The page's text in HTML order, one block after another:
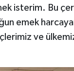
isterim. Bu
emek
ve